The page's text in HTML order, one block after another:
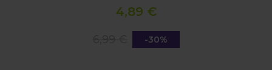
4,89 €
-30%